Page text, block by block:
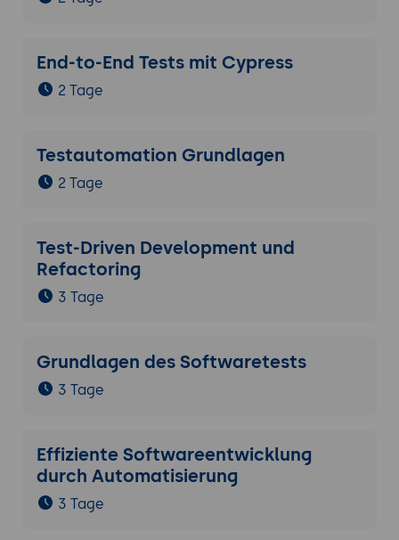
End-to-End Tests mit Cypress
2 Tage
Testautomation Grundlagen
2 Tage
Test-Driven Development und
Refactoring
3 Tage
Grundlagen des Softwaretests
3 Tage
Effiziente Softwareentwicklung
durch Automatisierung
3 Tage